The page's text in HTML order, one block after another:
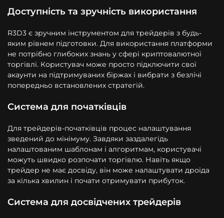
Доступність та зручність використання
R3D3 є зручним інструментом для трейдерів з будь-
яким рівнем підготовки. Для використання платформи
не потрібно глибоких знань у сфері криптовалютної
торгівлі. Користувач може просто підключити свої
акаунти на підтримуваних біржах і вибрати з безлічі
попередньо встановлених стратегій.
Система для початківців
Для трейдерів-початківців процес налаштування
зведений до мінімуму. Завдяки заздалегідь
налаштованим шаблонам і алгоритмам, користувачі
можуть швидко розпочати торгівлю. Навіть якщо
трейдер не має досвіду, він може налаштувати дроїда
за кілька хвилин і почати отримувати прибуток.
Система для досвідчених трейдерів